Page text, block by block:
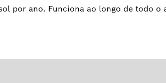
por ano. Funciona ao longo de todo o